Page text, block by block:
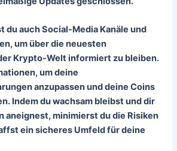
auch Social-Media Kanäle und
um über die neuesten
Krypto-Welt informiert zu bleiben.
um deine
anzupassen und deine Coins
Indem du wachsam bleibst und dir
aneignest, minimierst du die Risiken
ein sicheres Umfeld für deine